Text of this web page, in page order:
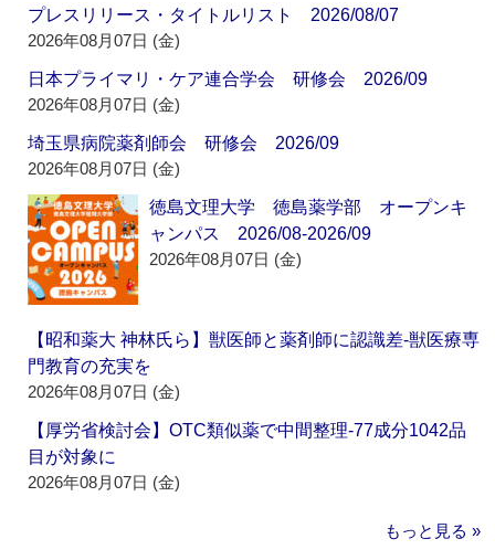
プレスリリース・タイトルリスト 2026/08/07
2026年08月07日 (金)
日本プライマリ・ケア連合学会 研修会 2026/09
2026年08月07日 (金)
埼玉県病院薬剤師会 研修会 2026/09
2026年08月07日 (金)
徳島文理大学 徳島薬学部 オープンキ
ャンパス 2026/08-2026/09
2026年08月07日 (金)
【昭和薬大 神林氏ら】獣医師と薬剤師に認識差‐獣医療専
門教育の充実を
2026年08月07日 (金)
【厚労省検討会】OTC類似薬で中間整理‐77成分1042品
目が対象に
2026年08月07日 (金)
もっと見る »